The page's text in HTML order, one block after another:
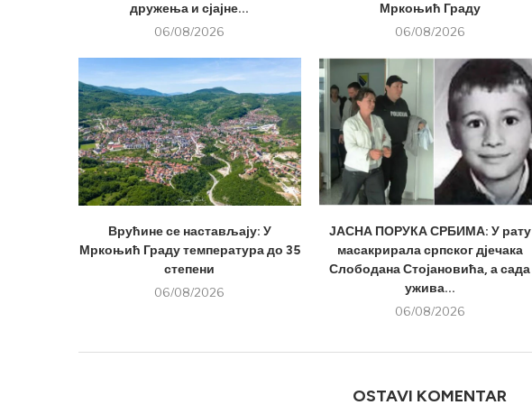
дружења и сјајне...
06/08/2026
Мркоњић Граду
06/08/2026
Врућине се настављају: У
Мркоњић Граду температура до 35
степени
06/08/2026
ЈАСНА ПОРУКА СРБИМА: У рату
масакрирала српског дјечака
Слободана Стојановића, а сада
ужива...
06/08/2026
OSTAVI KOMENTAR